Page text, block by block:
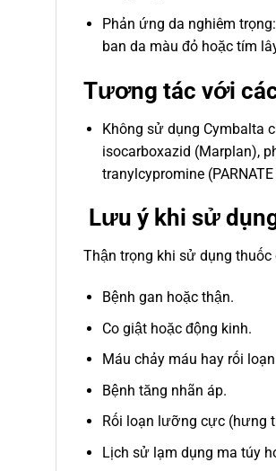
Phản ứng da nghiêm
ban da màu đỏ hoặc tím
Tương tác với
Không sử dụng Cymbalta
isocarboxazid (Marplan),
tranylcypromine
Lưu ý khi sử
Thận trọng khi sử dụng
Bệnh gan hoặc thận.
Co giật hoặc động kinh.
Máu chảy máu hay rối
Bệnh tăng nhãn áp.
Rối loạn lưỡng cực (hưng
Lịch sử lạm dụng ma túy